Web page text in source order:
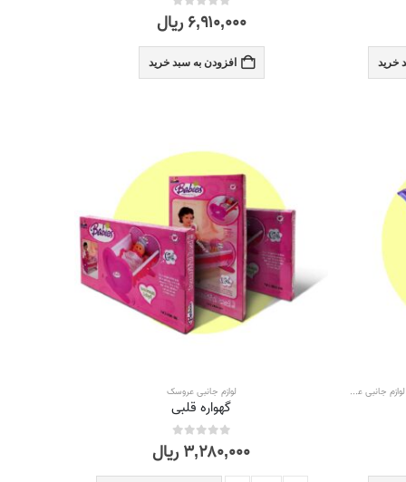
خرید
۶,۹۱۰,۰۰۰ ریال
افزودن به سبد خرید
لوازم جانبی عروسک لوازم جانبی عروسک
گهواره قلبی
۳,۲۸۰,۰۰۰ ریال